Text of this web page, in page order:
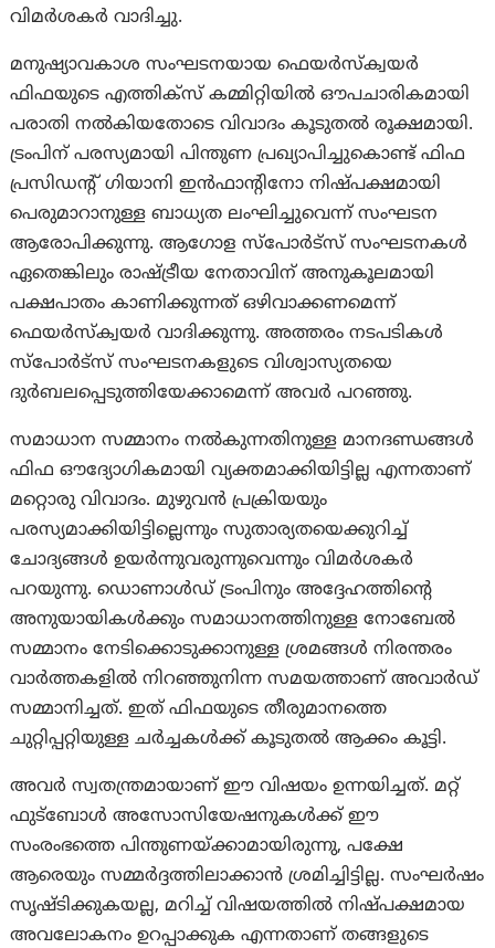
വിമർശകർ വാദിച്ചു.
മനുഷ്യാവകാശ സംഘടനയായ ഫെയർസ്‌ക്വയർ
ഫിഫയുടെ എത്തിക്‌സ് കമ്മിറ്റിയിൽ ഔപചാരികമായി
പരാതി നൽകിയതോടെ വിവാദം കൂടുതൽ രൂക്ഷമായി.
ട്രംപിന് പരസ്യമായി പിന്തുണ പ്രഖ്യാപിച്ചുകൊണ്ട് ഫിഫ
പ്രസിഡന്റ് ഗിയാനി ഇൻഫാന്റിനോ നിഷ്പക്ഷമായി
പെരുമാറാനുള്ള ബാധ്യത ലംഘിച്ചുവെന്ന് സംഘടന
ആരോപിക്കുന്നു. ആഗോള സ്‌പോർട്‌സ് സംഘടനകൾ
ഏതെങ്കിലും രാഷ്ട്രീയ നേതാവിന് അനുകൂലമായി
പക്ഷപാതം കാണിക്കുന്നത് ഒഴിവാക്കണമെന്ന്
ഫെയർസ്‌ക്വയർ വാദിക്കുന്നു. അത്തരം നടപടികൾ
സ്‌പോർട്‌സ് സംഘടനകളുടെ വിശ്വാസ്യതയെ
ദുർബലപ്പെടുത്തിയേക്കാമെന്ന് അവര്‍ പറഞ്ഞു.
സമാധാന സമ്മാനം നൽകുന്നതിനുള്ള മാനദണ്ഡങ്ങൾ
ഫിഫ ഔദ്യോഗികമായി വ്യക്തമാക്കിയിട്ടില്ല എന്നതാണ്
മറ്റൊരു വിവാദം. മുഴുവൻ പ്രക്രിയയും
പരസ്യമാക്കിയിട്ടില്ലെന്നും സുതാര്യതയെക്കുറിച്ച്
ചോദ്യങ്ങൾ ഉയർന്നുവരുന്നുവെന്നും വിമർശകർ
പറയുന്നു. ഡൊണാൾഡ് ട്രംപിനും അദ്ദേഹത്തിന്റെ
അനുയായികൾക്കും സമാധാനത്തിനുള്ള നോബേല്‍
സമ്മാനം നേടിക്കൊടുക്കാനുള്ള ശ്രമങ്ങൾ നിരന്തരം
വാർത്തകളിൽ നിറഞ്ഞുനിന്ന സമയത്താണ് അവാർഡ്
സമ്മാനിച്ചത്. ഇത് ഫിഫയുടെ തീരുമാനത്തെ
ചുറ്റിപ്പറ്റിയുള്ള ചർച്ചകൾക്ക് കൂടുതൽ ആക്കം കൂട്ടി.
അവർ സ്വതന്ത്രമായാണ് ഈ വിഷയം ഉന്നയിച്ചത്. മറ്റ്
ഫുട്ബോൾ അസോസിയേഷനുകൾക്ക് ഈ
സംരംഭത്തെ പിന്തുണയ്ക്കാമായിരുന്നു, പക്ഷേ
ആരെയും സമ്മർദ്ദത്തിലാക്കാൻ ശ്രമിച്ചിട്ടില്ല. സംഘർഷം
സൃഷ്ടിക്കുകയല്ല, മറിച്ച് വിഷയത്തിൽ നിഷ്പക്ഷമായ
അവലോകനം ഉറപ്പാക്കുക എന്നതാണ് തങ്ങളുടെ